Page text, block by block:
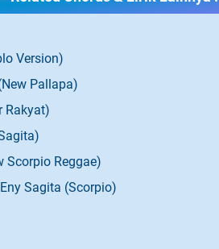
Version)
Pallapa)
Rakyat)
Scorpio Reggae)
Sagita (Scorpio)